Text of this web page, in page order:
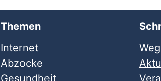
Themen
Internet
Abzocke
Gesundheit